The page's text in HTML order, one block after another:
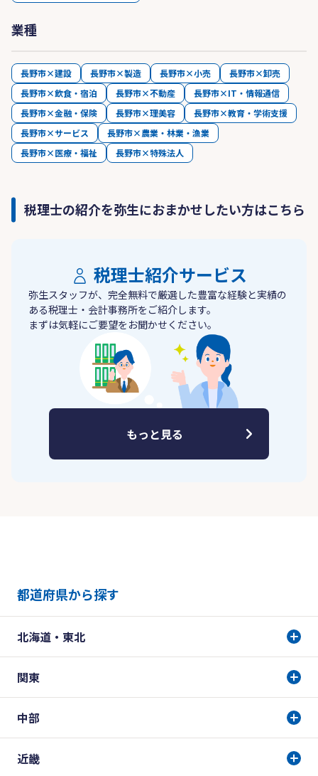
業種
長野市×建設 長野市×製造 長野市×小売
長野市×卸売
長野市×飲食・宿泊
長野市×不動産
長野市×IT・情報通信
長野市×金融・保険
長野市×理美容
長野市×教育・学術支援
長野市×サービス
長野市×農業・林業・漁業
長野市×医療・福祉
長野市×特殊法人
税理士の紹介を弥生におまかせしたい方はこちら
税理士紹介サービス
弥生スタッフが、完全無料で厳選した豊富な経験と実績の
ある税理士・会計事務所をご紹介します。
まずは気軽にご要望をお聞かせください。
もっと見る
都道府県から探す
北海道・東北
関東
中部
近畿